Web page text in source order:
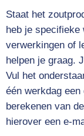
Staat het
heb je specifieke
verwerkingen of
helpen je graag.
Vul het
één werkdag
berekenen van
hierover een e-